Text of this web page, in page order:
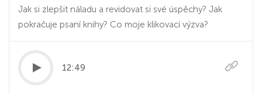
Jak si zlepšit náladu a revidovat si své úspěchy? Jak
pokračuje psaní knihy? Co moje klikovací výzva?
12:49